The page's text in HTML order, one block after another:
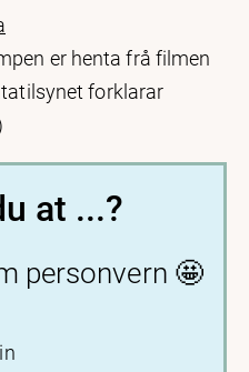
er henta frå filmen
forklarar
at ...?
personvern 🤩